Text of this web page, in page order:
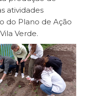
atividades
do Plano de Ação
Verde.